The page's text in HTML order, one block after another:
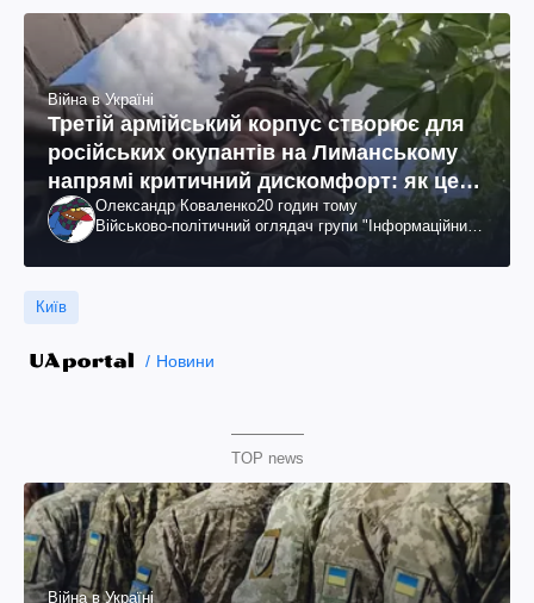
Війна в Україні
Третій армійський корпус створює для
російських окупантів на Лиманському
напрямі критичний дискомфорт: як це
вдалосяОлександр Коваленко20 годин тому
Військово-політичний оглядач групи "Інформаційний
Київ
Новини
TOP news
Війна в Україні